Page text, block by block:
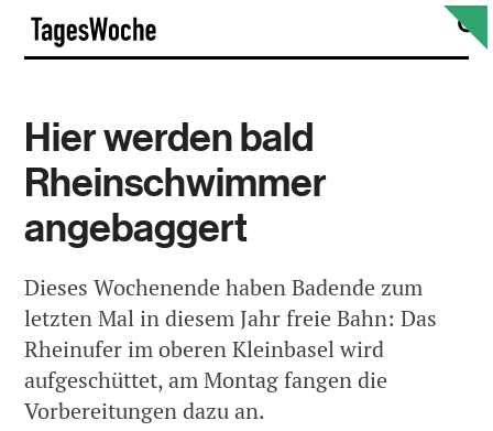
Skip
content
Hier werden bald
Rheinschwimmer
angebaggert
Dieses Wochenende haben Badende zum
letzten Mal in diesem Jahr freie Bahn: Das
Rheinufer im oberen Kleinbasel wird
aufgeschüttet, am Montag fangen die
Vorbereitungen dazu an.